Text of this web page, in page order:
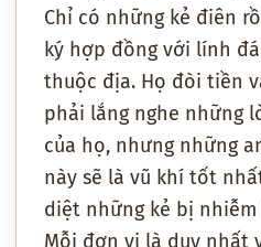
Chỉ có những kẻ điên
ký hợp đồng với lính
thuộc địa. Họ đòi tiền
phải lắng nghe những
của họ, nhưng những
này sẽ là vũ khí tốt
diệt những kẻ bị nhiễm
Mỗi đơn vị là duy nhất